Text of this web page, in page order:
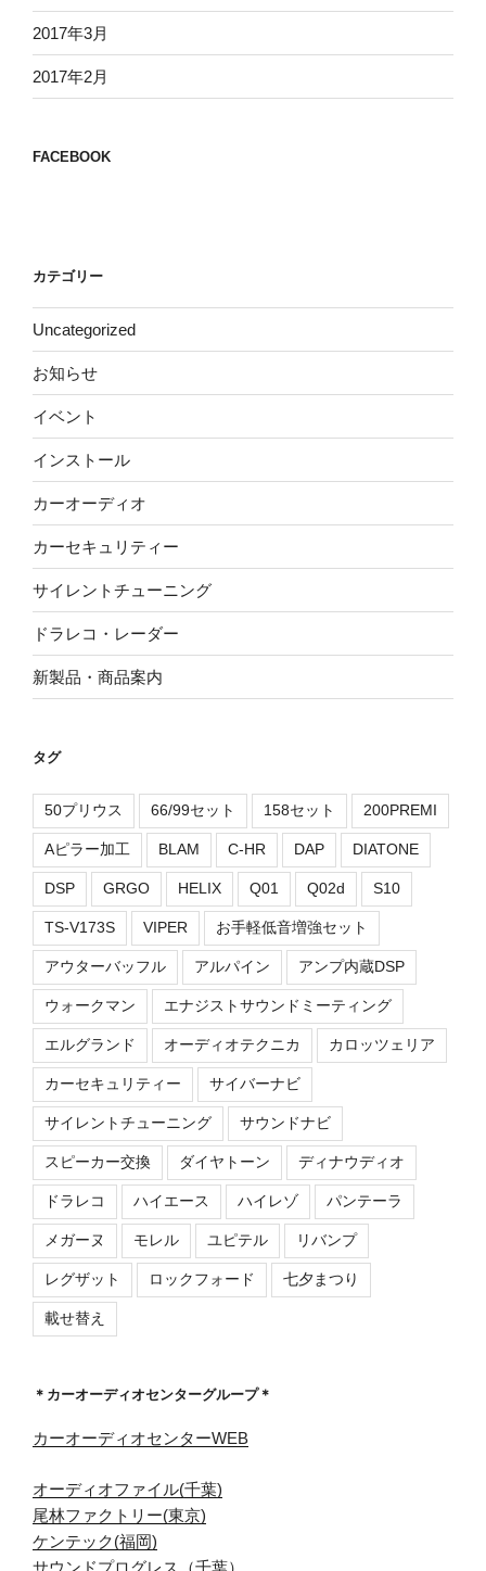
2017年3月
2017年2月
FACEBOOK
カテゴリー
Uncategorized
お知らせ
イベント
インストール
カーオーディオ
カーセキュリティー
サイレントチューニング
ドラレコ・レーダー
新製品・商品案内
タグ
50プリウス 66/99セット 158セット 200PREMI
Aピラー加工 BLAM C-HR DAP DIATONE
DSP GRGO HELIX Q01 Q02d S10
TS-V173S VIPER お手軽低音増強セット
アウターバッフル アルパイン アンプ内蔵DSP
ウォークマン エナジストサウンドミーティング
エルグランド オーディオテクニカ カロッツェリア
カーセキュリティー サイバーナビ
サイレントチューニング サウンドナビ
スピーカー交換 ダイヤトーン ディナウディオ
ドラレコ ハイエース ハイレゾ パンテーラ
メガーヌ モレル ユピテル リバンプ
レグザット ロックフォード 七夕まつり
載せ替え
＊カーオーディオセンターグループ＊
カーオーディオセンターWEB
オーディオファイル(千葉)
尾林ファクトリー(東京)
ケンテック(福岡)
サウンドプログレス（千葉）